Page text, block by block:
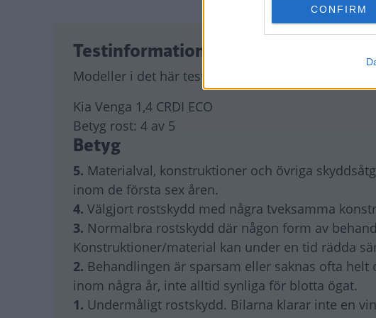
CONFIRM
Testinformation
Modeller i det här testet:
Kia Venga 1,4 CRDI ECO
Betyg rost: 4 av 5
Betyg
5. Materialval, konstruktioner och övriga
inom de första sex åren.
4. Välgjort rostskydd med några tveksamma
3. Normalbra rostskydd där någon form av
Konstruktioner/material kan under en tid rädda
2. Behandlingen är sparsam eller saknas ofta
inom några år, inte alltid synliga för blotta ögat.
1. Undermåligt rostskydd. Bilarna klarar inte en